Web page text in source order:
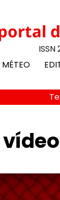
MÉTEO